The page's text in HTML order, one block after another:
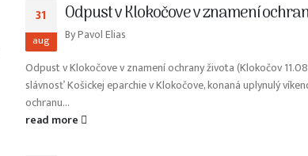
31
aug
Odpust v Klokočove v znamení
ByPavol Elias
Odpust v Klokočove v znamení ochrany života (Klokočov
slávnosť Košickej eparchie v Klokočove, konaná uplynulý
ochranu...
read more